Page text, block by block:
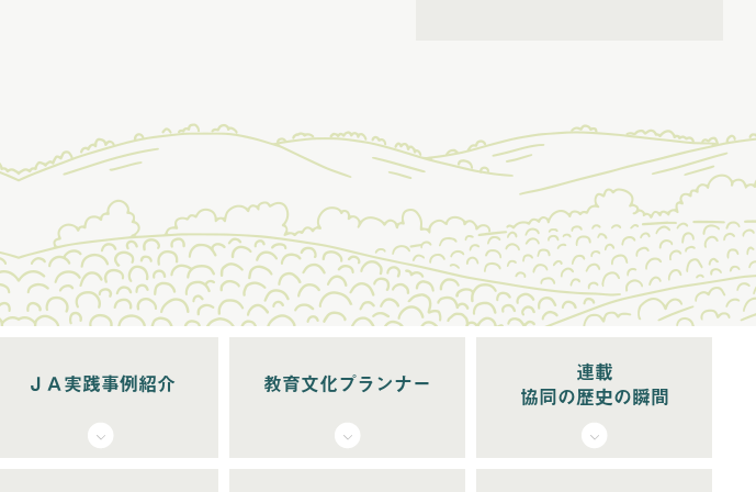
ＪＡ実践事例紹介 教育文化プランナー
連載
協同の歴史の瞬間